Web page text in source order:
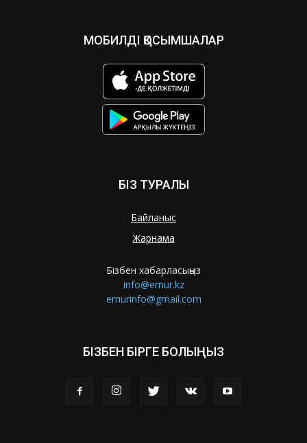
МОБИЛДІ ҚОСЫМШАЛАР
БІЗ ТУРАЛЫ
Байланыс
Жарнама
Бізбен хабарласыңыз
info@ernur.kz
ernurinfo@gmail.com
БІЗБЕН БІРГЕ БОЛЫҢЫЗ